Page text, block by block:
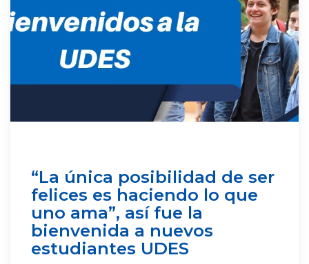
“La única posibilidad de ser
felices es haciendo lo que
uno ama”, así fue la
bienvenida a nuevos
estudiantes UDES